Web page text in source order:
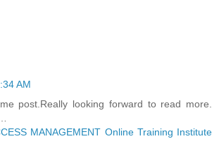
AM
post.Really looking forward to read more.
MANAGEMENT Online Training Institute